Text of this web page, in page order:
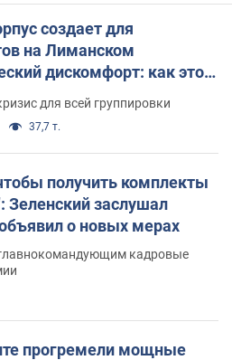
создает для
на Лиманском
дискомфорт: как это
для всей группировки
37,7 т.
получить комплекты
Зеленский заслушал
о новых мерах
главнокомандующим кадровые
прогремели мощные